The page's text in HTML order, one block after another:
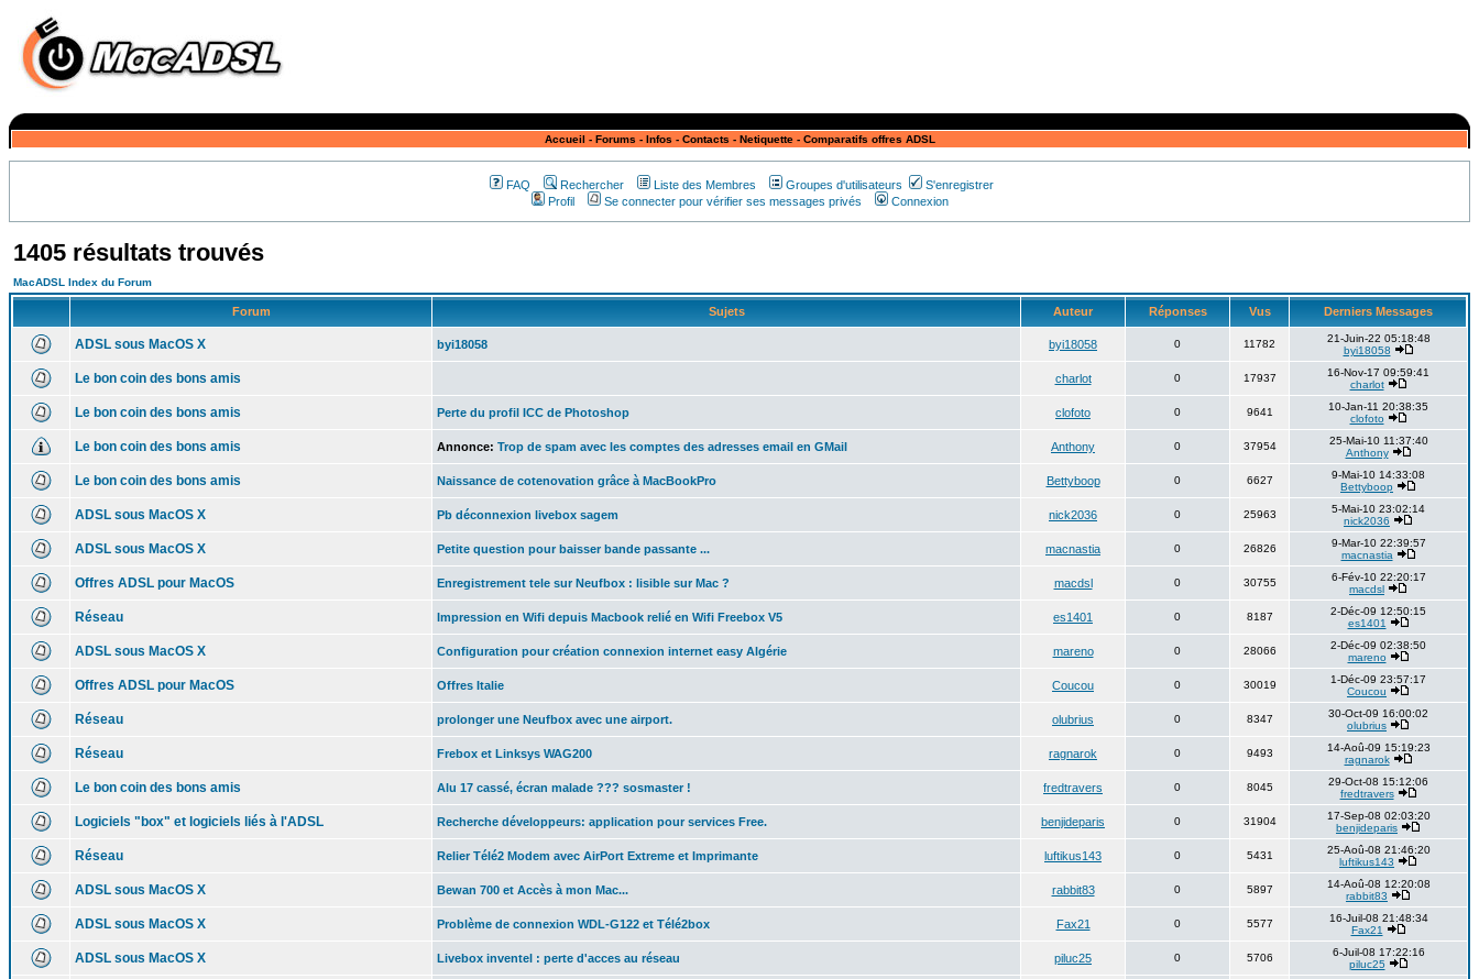
Accueil - Forums - Infos - Contacts - Netiquette- Comparatifs offres ADSL
FAQ Rechercher Liste des Membres Groupes d'utilisateurs
S'enregistrer
Profil
Se connecter pour vérifier ses messages privés Connexion
1405 résultats trouvés
MacADSL Index du Forum
Forum Sujets Auteur Réponses Vus Derniers Messages
ADSL sous MacOS X byi18058 byi18058 0 11782
21-Juin-22 05:18:48
byi18058
Le bon coin des bons amis charlot 0 17937
16-Nov-17 09:59:41
charlot
Le bon coin des bons amis Perte du profil ICC de Photoshop clofoto 0 9641
10-Jan-11 20:38:35
clofoto
Le bon coin des bons amis Annonce: Trop de spam avec les comptes des adresses email en GMail Anthony 0 37954
25-Mai-10 11:37:40
Anthony
Le bon coin des bons amis Naissance de cotenovation grâce à MacBookPro Bettyboop 0 6627
9-Mai-10 14:33:08
Bettyboop
ADSL sous MacOS X Pb déconnexion livebox sagem nick2036 0 25963
5-Mai-10 23:02:14
nick2036
ADSL sous MacOS X Petite question pour baisser bande passante ... macnastia 0 26826
9-Mar-10 22:39:57
macnastia
Offres ADSL pour MacOS Enregistrement tele sur Neufbox : lisible sur Mac ? macdsl 0 30755
6-Fév-10 22:20:17
macdsl
Réseau Impression en Wifi depuis Macbook relié en Wifi Freebox V5 es1401 0 8187
2-Déc-09 12:50:15
es1401
ADSL sous MacOS X Configuration pour création connexion internet easy Algérie mareno 0 28066
2-Déc-09 02:38:50
mareno
Offres ADSL pour MacOS Offres Italie Coucou 0 30019
1-Déc-09 23:57:17
Coucou
Réseau prolonger une Neufbox avec une airport. olubrius 0 8347
30-Oct-09 16:00:02
olubrius
Réseau Frebox et Linksys WAG200 ragnarok 0 9493
14-Aoû-09 15:19:23
ragnarok
Le bon coin des bons amis Alu 17 cassé, écran malade ??? sosmaster ! fredtravers 0 8045
29-Oct-08 15:12:06
fredtravers
Logiciels "box" et logiciels liés à l'ADSL Recherche développeurs: application pour services Free. benjideparis 0 31904
17-Sep-08 02:03:20
benjideparis
Réseau Relier Télé2 Modem avec AirPort Extreme et Imprimante luftikus143 0 5431
25-Aoû-08 21:46:20
luftikus143
ADSL sous MacOS X Bewan 700 et Accès à mon Mac... rabbit83 0 5897
14-Aoû-08 12:20:08
rabbit83
ADSL sous MacOS X Problème de connexion WDL-G122 et Télé2box Fax21 0 5577
16-Juil-08 21:48:34
Fax21
ADSL sous MacOS X Livebox inventel : perte d'acces au réseau piluc25 0 5706
6-Juil-08 17:22:16
piluc25